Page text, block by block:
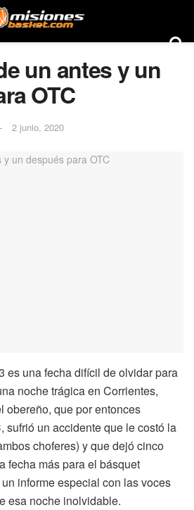
un antes y un
OTC
2 junio, 2020
es una fecha difícil de olvidar para
noche trágica en Corrientes,
obereño, que por entonces
sufrió un accidente que le costó la
choferes) y que dejó cinco
fecha más para el básquet
informe especial con las voces
esa noche inolvidable.